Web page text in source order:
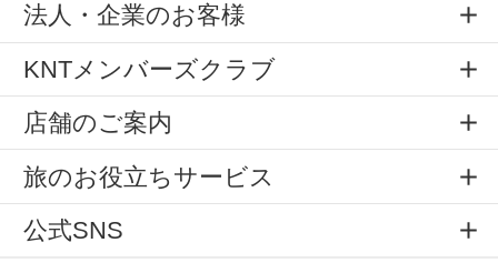
法人・企業のお客様
KNTメンバーズクラブ
店舗のご案内
旅のお役立ちサービス
公式SNS